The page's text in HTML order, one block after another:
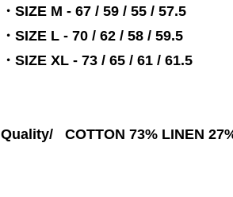
・SIZE M - 67 / 59 / 55 / 57.5
・SIZE L - 70 / 62 / 58 / 59.5
・SIZE XL - 73 / 65 / 61 / 61.5
Quality/ COTTON 73% LINEN